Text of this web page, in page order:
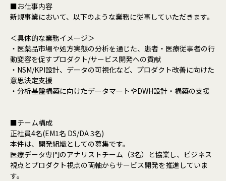
■お仕事内容
新規事業において、以下のような業務に従事していただきます。
＜具体的な業務イメージ＞
・医薬品市場や処方実態の分析を通じた、患者・医療従事者の行
動変容を促すプロダクト/サービス開発への貢献
・NSM/KPI設計、データの可視化など、プロダクト改善に向けた
意思決定支援
・分析基盤構築に向けたデータマートやDWH設計・構築の支援
■チーム構成
正社員4名(EM1名 DS/DA 3名)
本件は、開発組織としての募集です。
医療データ専門のアナリストチーム（3名）と協業し、ビジネス
視点とプロダクト視点の両軸からサービス開発を推進していま
す。